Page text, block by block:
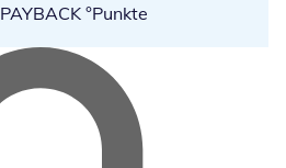
PAYBACK °Punkte